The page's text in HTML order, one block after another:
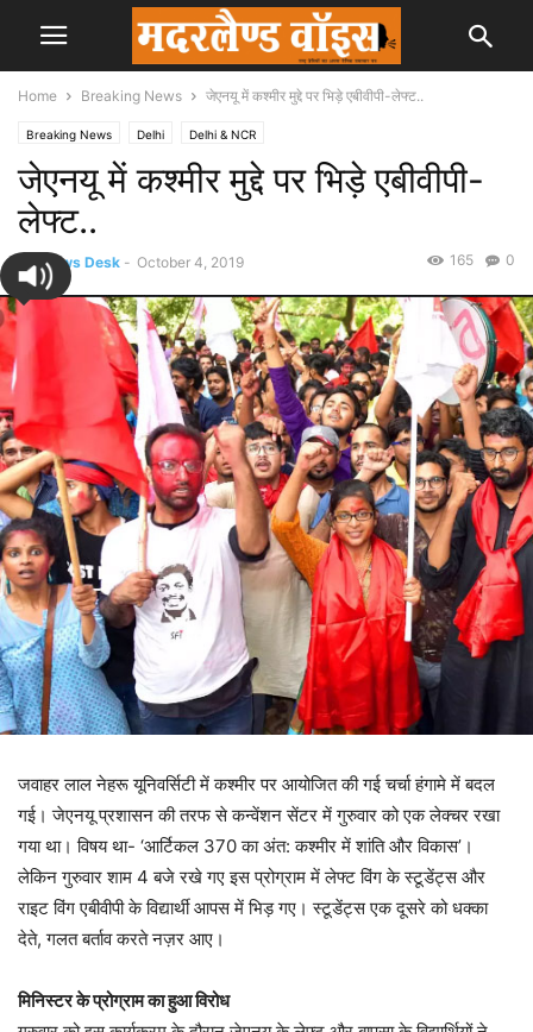
Home Breaking News जेएनयू में कश्मीर मुद्दे पर भिड़े एबीवीपी-लेफ्ट..
Breaking News Delhi Delhi & NCR
जेएनयू में कश्मीर मुद्दे पर भिड़े एबीवीपी-
लेफ्ट..
By News Desk - October 4, 2019 0
165
जवाहर लाल नेहरू यूनिवर्सिटी में कश्मीर पर आयोजित की गई चर्चा हंगामे में बदल
गई। जेएनयू प्रशासन की तरफ से कन्वेंशन सेंटर में गुरुवार को एक लेक्चर रखा
गया था। विषय था- ‘आर्टिकल 370 का अंत: कश्मीर में शांति और विकास’।
लेकिन गुरुवार शाम 4 बजे रखे गए इस प्रोग्राम में लेफ्ट विंग के स्टूडेंट्स और
राइट विंग एबीवीपी के विद्यार्थी आपस में भिड़ गए। स्टूडेंट्स एक दूसरे को धक्का
देते, गलत बर्ताव करते नज़र आए।
मिनिस्टर के प्रोग्राम का हुआ विरोध